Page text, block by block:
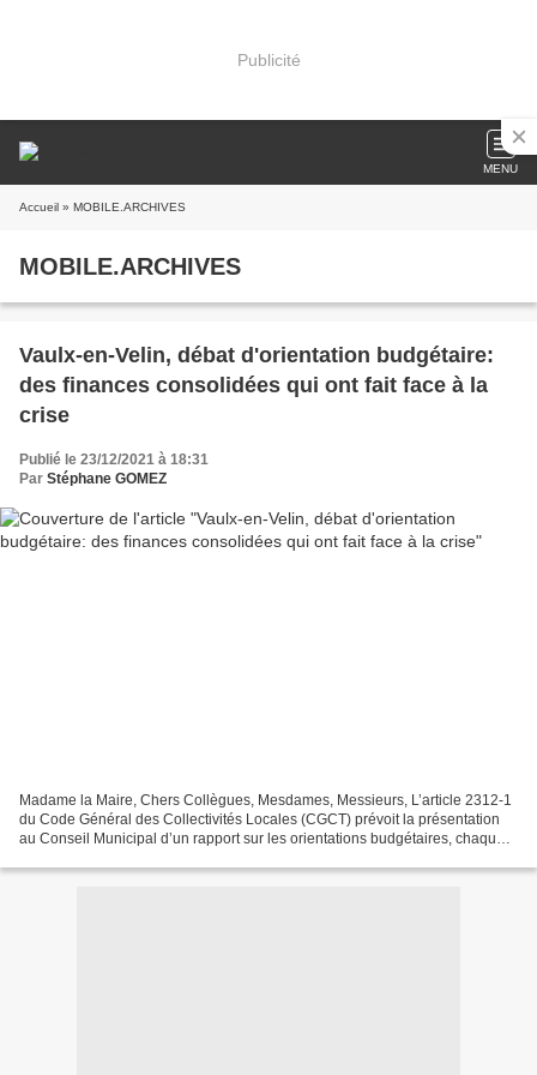
Publicité
MENU
Accueil » MOBILE.ARCHIVES
MOBILE.ARCHIVES
Vaulx-en-Velin, débat d'orientation budgétaire:
des finances consolidées qui ont fait face à la
crise
Publié le 23/12/2021 à 18:31
Par Stéphane GOMEZ
Madame la Maire, Chers Collègues, Mesdames, Messieurs, L’article 2312-1
du Code Général des Collectivités Locales (CGCT) prévoit la présentation
au Conseil Municipal d’un rapport sur les orientations budgétaires, chaque